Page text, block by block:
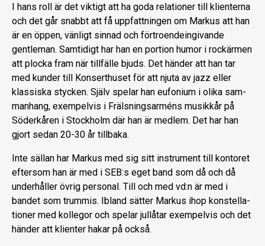
I hans roll är det viktigt att ha goda re­lationer till klienterna
och det går snabbt att få uppfattningen om Markus att han
är en öppen, vänligt sinnad och förtro­endeingivande
gentleman. Samtidigt har han en portion humor i rockärmen
att plocka fram när tillfälle bjuds. Det händer att han tar
med kunder till Konserthuset för att njuta av jazz eller
klassiska styck­en. Själv spelar han eufonium i olika sam­
manhang, exempelvis i Frälsningsarméns musikkår på
Söderkåren i Stockholm där han är medlem. Det har han
gjort sedan 20-30 år tillbaka.
Inte sällan har Markus med sig sitt instrument till kontoret
eftersom han är med i SEB:s eget band som då och då
underhåller övrig personal. Till och med vd:n är med i
bandet som trummis. Ibland sätter Markus ihop konstella­
tioner med kollegor och spelar jullåtar exempelvis och det
händer att klienter hakar på också.